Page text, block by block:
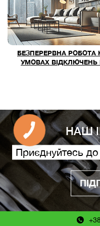
БЕЗПЕРЕРВНА РОБОТА
УМОВАХ ВІДКЛЮЧЕНЬ
НАШ
Приєднуйтесь